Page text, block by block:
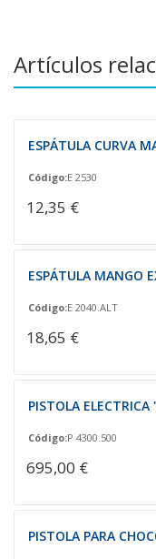
Artículos
ESPÁTULA CURVA
Código:E 2530
12,35 €
ESPÁTULA MANGO
Código:E 2040.ALT
18,65 €
PISTOLA
Código:P 4300.500
695,00 €
PISTOLA PARA